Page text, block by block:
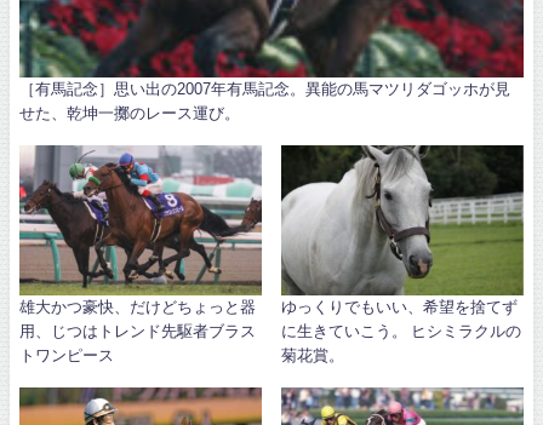
［有馬記念］思い出の2007年有馬記念。異能の馬マツリダゴッホが見
せた、乾坤一擲のレース運び。
雄大かつ豪快、だけどちょっと器
用、じつはトレンド先駆者ブラス
トワンピース
ゆっくりでもいい、希望を捨てず
に生きていこう。 ヒシミラクルの
菊花賞。